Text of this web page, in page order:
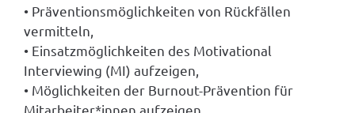
• Präventionsmöglichkeiten von Rückfällen
vermitteln,
• Einsatzmöglichkeiten des Motivational
Interviewing (MI) aufzeigen,
• Möglichkeiten der Burnout-Prävention für
Mitarbeiter*innen aufzeigen.